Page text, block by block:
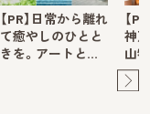
【PR】日常から離れ
て癒やしのひとと
きを。アートと…
【
神
山